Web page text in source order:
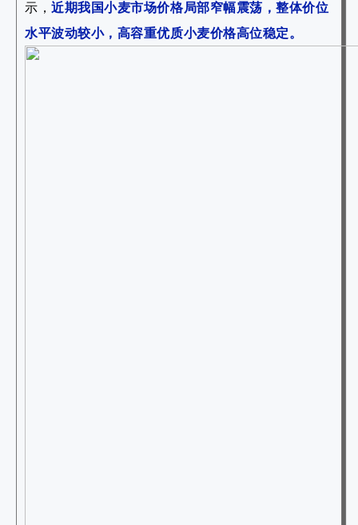
示，近期我国小麦市场价格局部窄幅震荡，整体价位
水平波动较小，高容重优质小麦价格高位稳定。